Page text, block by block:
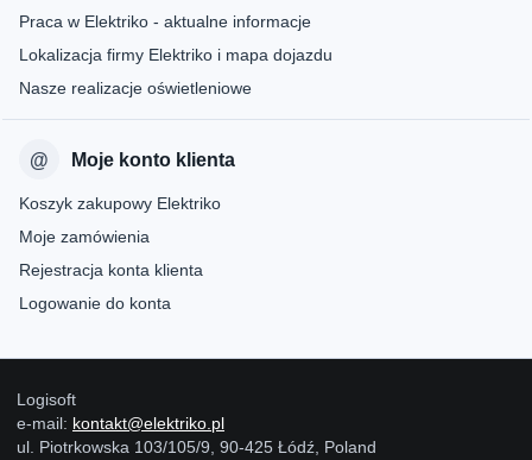
Praca w Elektriko - aktualne informacje
Lokalizacja firmy Elektriko i mapa dojazdu
Nasze realizacje oświetleniowe
Moje konto klienta
Koszyk zakupowy Elektriko
Moje zamówienia
Rejestracja konta klienta
Logowanie do konta
Logisoft
e-mail: kontakt@elektriko.pl
ul. Piotrkowska 103/105/9, 90-425 Łódź, Poland